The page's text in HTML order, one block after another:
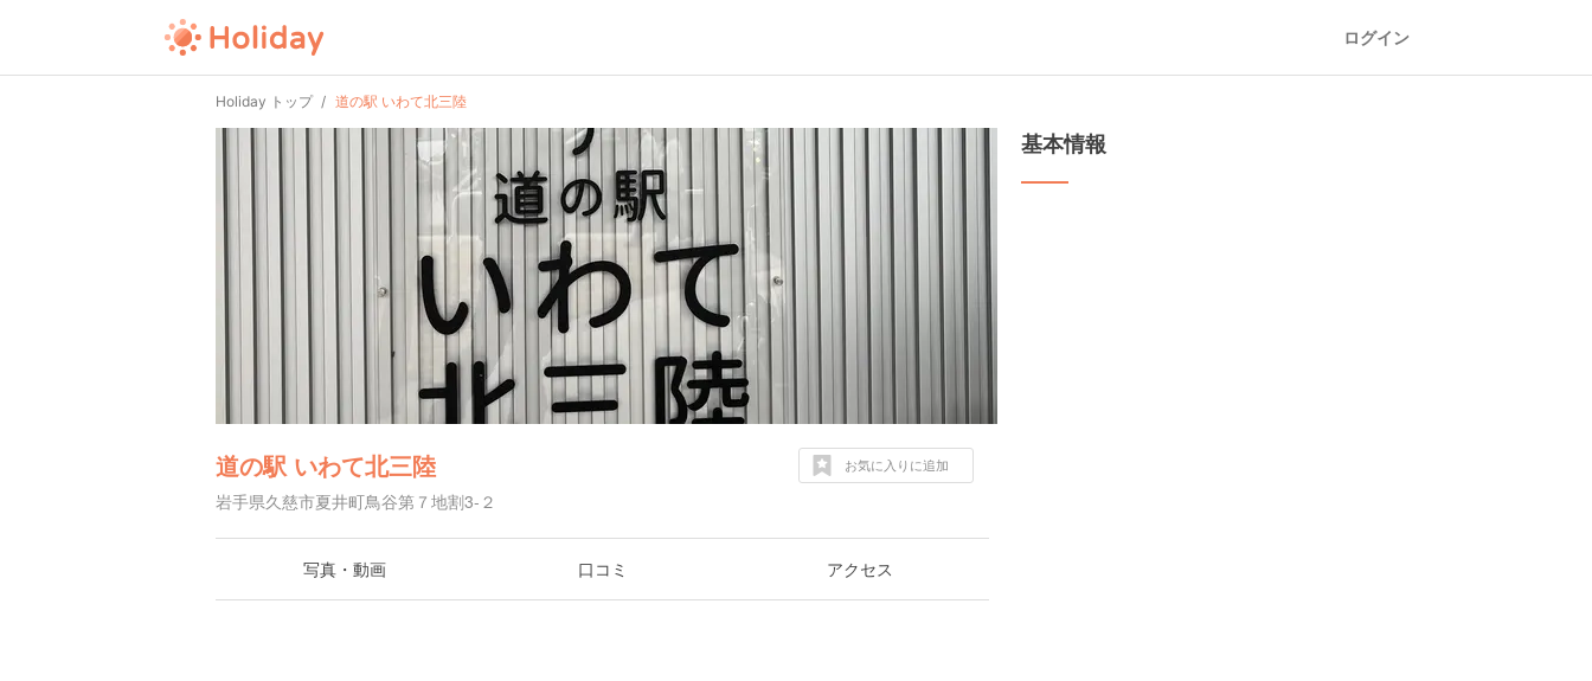
ログイン
Holiday トップ 道の駅 いわて北三陸
道の駅 いわて北三陸
岩手県久慈市夏井町鳥谷第７地割3-２
お気に入りに追加
写真・動画 口コミ アクセス
基本情報